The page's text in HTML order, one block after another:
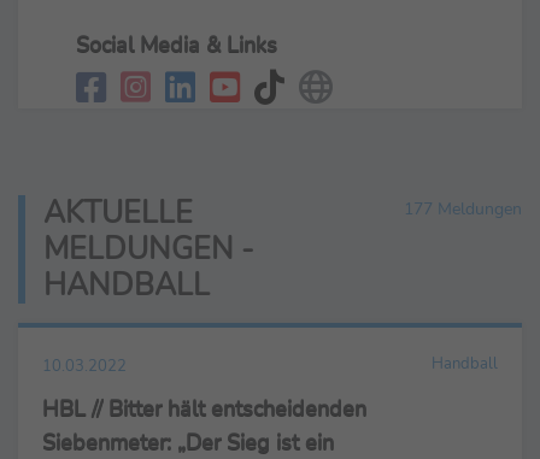
Social Media & Links
AKTUELLE
MELDUNGEN -
HANDBALL
177 Meldungen
10.03.2022 Handball
HBL // Bitter hält entscheidenden
Siebenmeter: „Der Sieg ist ein